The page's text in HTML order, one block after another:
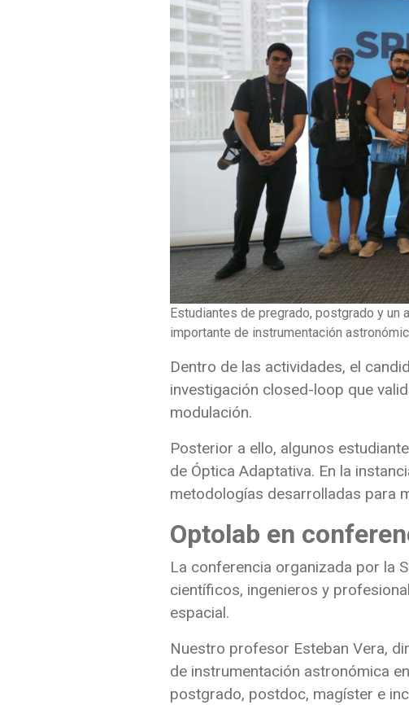
Estudiantes de pregrado, postgrado y
importante de instrumentación
Dentro de las actividades, el
investigación closed-loop que
modulación.
Posterior a ello, algunos
de Óptica Adaptativa. En la
metodologías desarrolladas para
Optolab en
La conferencia organizada por la
científicos, ingenieros y
espacial.
Nuestro profesor Esteban Vera,
de instrumentación astronómica
postgrado, postdoc, magíster e